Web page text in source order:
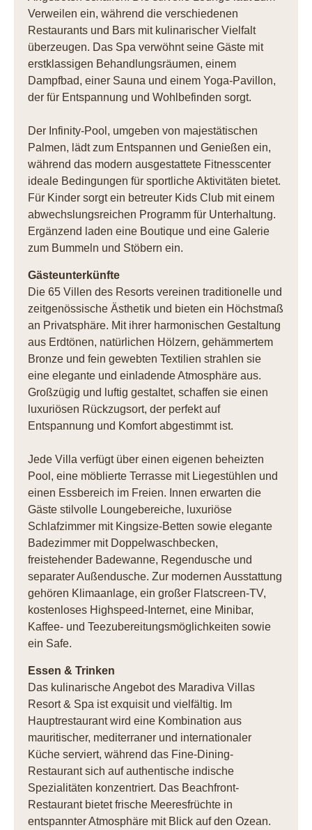
Verweilen ein, während die verschiedenen
Restaurants und Bars mit kulinarischer Vielfalt
überzeugen. Das Spa verwöhnt seine Gäste mit
erstklassigen Behandlungsräumen, einem
Dampfbad, einer Sauna und einem Yoga-Pavillon,
der für Entspannung und Wohlbefinden sorgt.
Der Infinity-Pool, umgeben von majestätischen
Palmen, lädt zum Entspannen und Genießen ein,
während das modern ausgestattete Fitnesscenter
ideale Bedingungen für sportliche Aktivitäten bietet.
Für Kinder sorgt ein betreuter Kids Club mit einem
abwechslungsreichen Programm für Unterhaltung.
Ergänzend laden eine Boutique und eine Galerie
zum Bummeln und Stöbern ein.
Gästeunterkünfte
Die 65 Villen des Resorts vereinen traditionelle und
zeitgenössische Ästhetik und bieten ein Höchstmaß
an Privatsphäre. Mit ihrer harmonischen Gestaltung
aus Erdtönen, natürlichen Hölzern, gehämmertem
Bronze und fein gewebten Textilien strahlen sie
eine elegante und einladende Atmosphäre aus.
Großzügig und luftig gestaltet, schaffen sie einen
luxuriösen Rückzugsort, der perfekt auf
Entspannung und Komfort abgestimmt ist.
Jede Villa verfügt über einen eigenen beheizten
Pool, eine möblierte Terrasse mit Liegestühlen und
einen Essbereich im Freien. Innen erwarten die
Gäste stilvolle Loungebereiche, luxuriöse
Schlafzimmer mit Kingsize-Betten sowie elegante
Badezimmer mit Doppelwaschbecken,
freistehender Badewanne, Regendusche und
separater Außendusche. Zur modernen Ausstattung
gehören Klimaanlage, ein großer Flatscreen-TV,
kostenloses Highspeed-Internet, eine Minibar,
Kaffee- und Teezubereitungsmöglichkeiten sowie
ein Safe.
Essen & Trinken
Das kulinarische Angebot des Maradiva Villas
Resort & Spa ist exquisit und vielfältig. Im
Hauptrestaurant wird eine Kombination aus
mauritischer, mediterraner und internationaler
Küche serviert, während das Fine-Dining-
Restaurant sich auf authentische indische
Spezialitäten konzentriert. Das Beachfront-
Restaurant bietet frische Meeresfrüchte in
entspannter Atmosphäre mit Blick auf den Ozean.